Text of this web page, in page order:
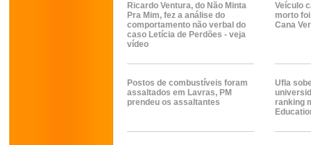
Ricardo Ventura, do Não Minta
Pra Mim, fez a análise do
comportamento não verbal do
caso Letícia de Perdões - veja
vídeo
Veículo
morto
Cana
Postos de combustíveis foram
assaltados em Lavras, PM
prendeu os assaltantes
Ufla
ranking